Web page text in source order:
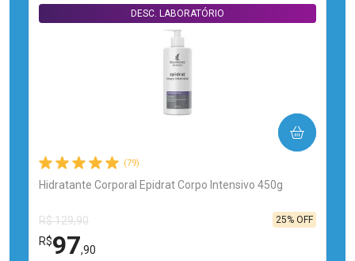
(79)
Hidratante Corporal Epidrat Corpo Intensivo 450g
DESC. LABORATÓRIO
R$ 129,90
R$97,90
25% OFF
COMPRAR